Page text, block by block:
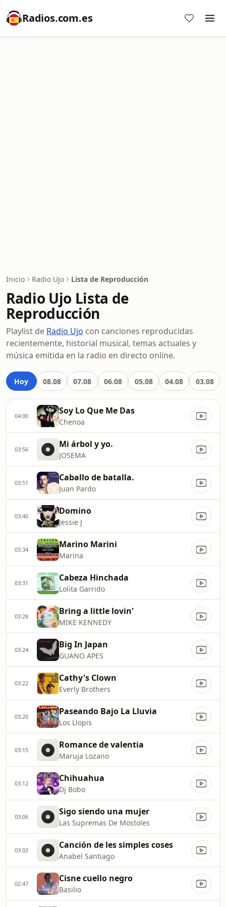
Radios.com.es
Inicio Radio Ujo Lista de Reproducción
Radio Ujo Lista de
Reproducción
Playlist de Radio Ujo con canciones reproducidas
recientemente, historial musical, temas actuales y
música emitida en la radio en directo online.
Hoy 08.08 07.08 06.08 05.08 04.08 03.08
04:00 Soy Lo Que Me Das
Chenoa
03:56 Mi árbol y yo.
JOSEMA
03:51 Caballo de batalla.
Juan Pardo
03:40 Domino
Jessie J
03:34 Marino Marini
Marina
03:31 Cabeza Hinchada
Lolita Garrido
03:28 Bring a little lovin'
MIKE KENNEDY
03:24 Big In Japan
GUANO APES
03:22 Cathy's Clown
Everly Brothers
03:20 Paseando Bajo La Lluvia
Los Llopis
03:15 Romance de valentia
Maruja Lozano
03:12 Chihuahua
Dj Bobo
03:06 Sigo siendo una mujer
Las Supremas De Mostoles
03:02 Canción de les simples coses
Anabel Santiago
02:47 Cisne cuello negro
Basilio